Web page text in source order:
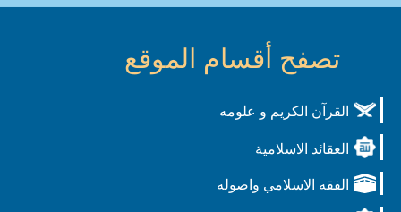
تصفح أقسام الموقع
القرآن الكريم و علومه
العقائد الاسلامية
الفقه الاسلامي واصوله